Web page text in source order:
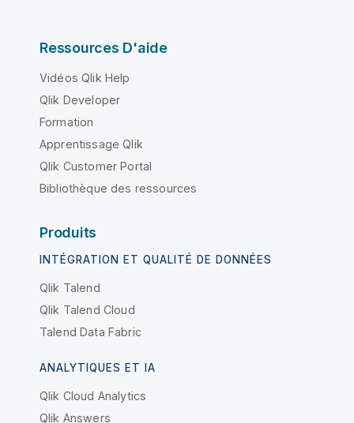
Ressources D'aide
Vidéos Qlik Help
Qlik Developer
Formation
Apprentissage Qlik
Qlik Customer Portal
Bibliothèque des ressources
Produits
INTÉGRATION ET QUALITÉ DE DONNÉES
Qlik Talend
Qlik Talend Cloud
Talend Data Fabric
ANALYTIQUES ET IA
Qlik Cloud Analytics
Qlik Answers